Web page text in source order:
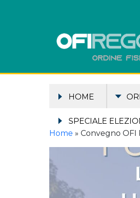
HOME
SPECIALE
Home » Convegno OFI